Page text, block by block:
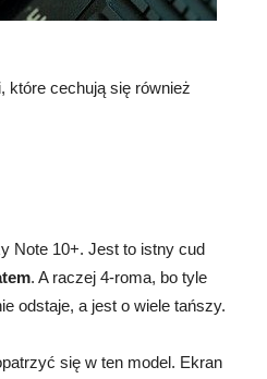
które cechują się również
Note 10+. Jest to istny cud
. A raczej 4-roma, bo tyle
odstaje, a jest o wiele tańszy.
się w ten model. Ekran